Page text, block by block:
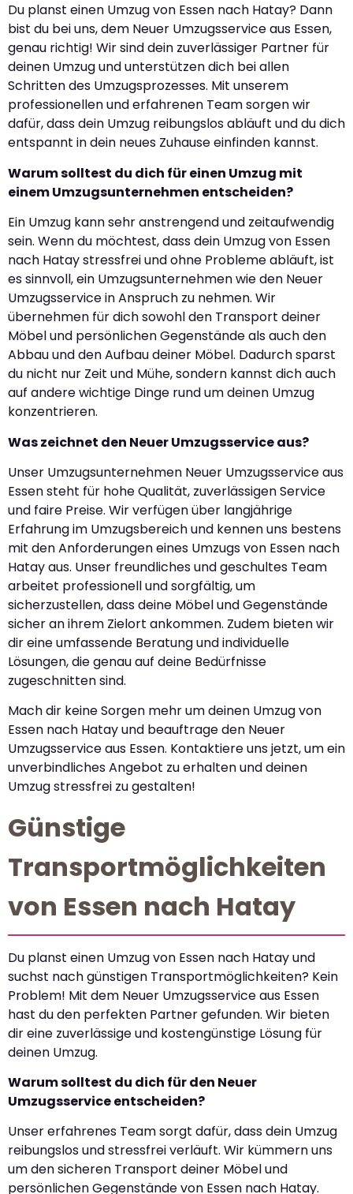
Du planst einen Umzug von Essen nach Hatay? Dann
bist du bei uns, dem Neuer Umzugsservice aus Essen,
genau richtig! Wir sind dein zuverlässiger Partner für
deinen Umzug und unterstützen dich bei allen
Schritten des Umzugsprozesses. Mit unserem
professionellen und erfahrenen Team sorgen wir
dafür, dass dein Umzug reibungslos abläuft und du dich
entspannt in dein neues Zuhause einfinden kannst.
Warum solltest du dich für einen Umzug mit
einem Umzugsunternehmen entscheiden?
Ein Umzug kann sehr anstrengend und zeitaufwendig
sein. Wenn du möchtest, dass dein Umzug von Essen
nach Hatay stressfrei und ohne Probleme abläuft, ist
es sinnvoll, ein Umzugsunternehmen wie den Neuer
Umzugsservice in Anspruch zu nehmen. Wir
übernehmen für dich sowohl den Transport deiner
Möbel und persönlichen Gegenstände als auch den
Abbau und den Aufbau deiner Möbel. Dadurch sparst
du nicht nur Zeit und Mühe, sondern kannst dich auch
auf andere wichtige Dinge rund um deinen Umzug
konzentrieren.
Was zeichnet den Neuer Umzugsservice aus?
Unser Umzugsunternehmen Neuer Umzugsservice aus
Essen steht für hohe Qualität, zuverlässigen Service
und faire Preise. Wir verfügen über langjährige
Erfahrung im Umzugsbereich und kennen uns bestens
mit den Anforderungen eines Umzugs von Essen nach
Hatay aus. Unser freundliches und geschultes Team
arbeitet professionell und sorgfältig, um
sicherzustellen, dass deine Möbel und Gegenstände
sicher an ihrem Zielort ankommen. Zudem bieten wir
dir eine umfassende Beratung und individuelle
Lösungen, die genau auf deine Bedürfnisse
zugeschnitten sind.
Mach dir keine Sorgen mehr um deinen Umzug von
Essen nach Hatay und beauftrage den Neuer
Umzugsservice aus Essen. Kontaktiere uns jetzt, um ein
unverbindliches Angebot zu erhalten und deinen
Umzug stressfrei zu gestalten!
Günstige
Transportmöglichkeiten
von Essen nach Hatay
Du planst einen Umzug von Essen nach Hatay und
suchst nach günstigen Transportmöglichkeiten? Kein
Problem! Mit dem Neuer Umzugsservice aus Essen
hast du den perfekten Partner gefunden. Wir bieten
dir eine zuverlässige und kostengünstige Lösung für
deinen Umzug.
Warum solltest du dich für den Neuer
Umzugsservice entscheiden?
Unser erfahrenes Team sorgt dafür, dass dein Umzug
reibungslos und stressfrei verläuft. Wir kümmern uns
um den sicheren Transport deiner Möbel und
persönlichen Gegenstände von Essen nach Hatay.